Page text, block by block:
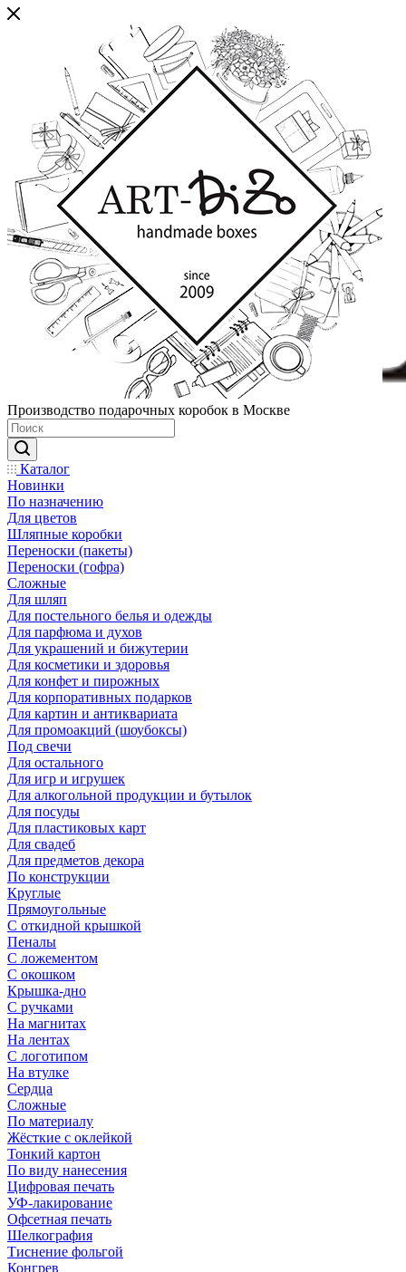
Производство подарочных коробок в Москве
Каталог
Новинки
По назначению
Для цветов
Шляпные коробки
Переноски (пакеты)
Переноски (гофра)
Сложные
Для шляп
Для постельного белья и одежды
Для парфюма и духов
Для украшений и бижутерии
Для косметики и здоровья
Для конфет и пирожных
Для корпоративных подарков
Для картин и антиквариата
Для промоакций (шоубоксы)
Под свечи
Для остального
Для игр и игрушек
Для алкогольной продукции и бутылок
Для посуды
Для пластиковых карт
Для свадеб
Для предметов декора
По конструкции
Круглые
Прямоугольные
С откидной крышкой
Пеналы
С ложементом
С окошком
Крышка-дно
С ручками
На магнитах
На лентах
С логотипом
На втулке
Сердца
Сложные
По материалу
Жёсткие с оклейкой
Тонкий картон
По виду нанесения
Цифровая печать
УФ-лакирование
Офсетная печать
Шелкография
Тиснение фольгой
Конгрев